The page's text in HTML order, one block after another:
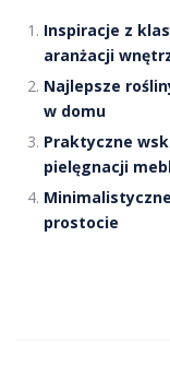
Inspiracje z
aranżacji
Najlepsze
w domu
Praktyczne
pielęgnacji
prostocie